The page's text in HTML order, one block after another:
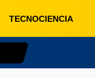
TECNOCIENCIA